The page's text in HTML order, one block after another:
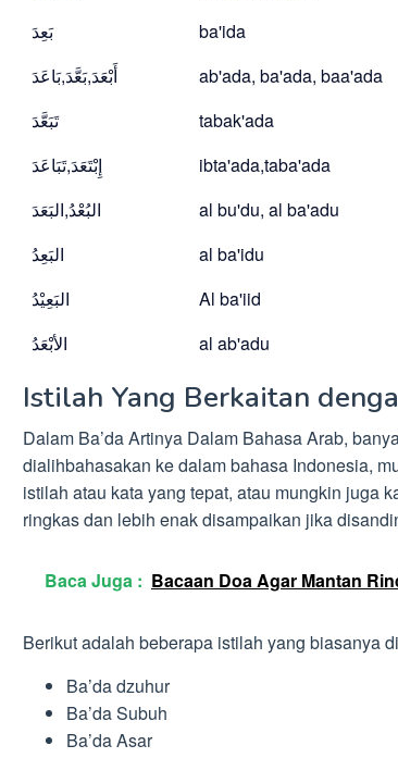
بَعِدَ
ba'ida
أَبْعَدَ,بَعَّدَ,بَاعَدَ
ab'ada, ba'ada, baa'ada
تَبَعَّدَ
tabak'ada
إِبْتَعَدَ,تَبَاعَدَ
ibta'ada,taba'ada
البُعْدُ,البَعَدَ
al bu'du, al ba'adu
البَعِدُ
al ba'idu
البَعِيْدُ
Al ba'iid
الأبْعَدُ
al ab'adu
Istilah Yang Berkaitan
Dalam Ba’da Artinya Dalam Bahasa Arab,
dialihbahasakan ke dalam bahasa Indonesia,
istilah atau kata yang tepat, atau mungkin juga
ringkas dan lebih enak disampaikan jika
Baca Juga : Bacaan Doa Agar Mantan
Berikut adalah beberapa istilah yang biasanya
Ba’da dzuhur
Ba’da Subuh
Ba’da Asar